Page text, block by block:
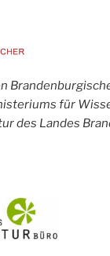
für
des Landes